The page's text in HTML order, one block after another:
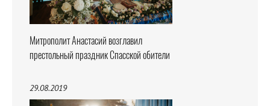
Митрополит Анастасий возглавил
престольный праздник Спасской обители
29.08.2019